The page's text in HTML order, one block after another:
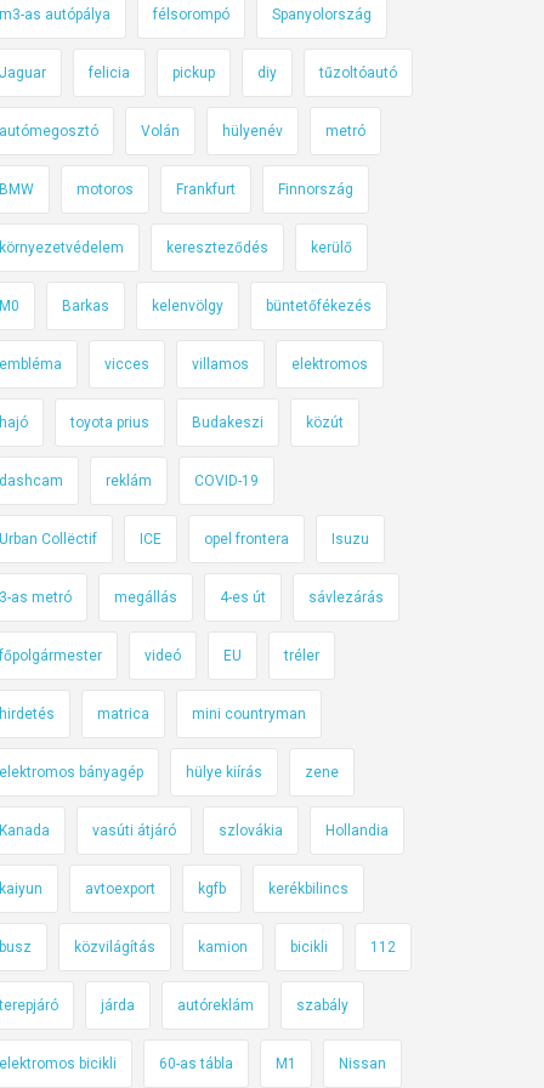
m3-as autópálya félsorompó Spanyolország
Jaguar felicia pickup diy tűzoltóautó
autómegosztó Volán hülyenév metró
BMW motoros Frankfurt Finnország
környezetvédelem kereszteződés kerülő
M0 Barkas kelenvölgy büntetőfékezés
embléma vicces villamos elektromos
hajó toyota prius Budakeszi közút
dashcam reklám COVID-19
Urban Collëctif ICE opel frontera Isuzu
3-as metró megállás 4-es út sávlezárás
főpolgármester videó EU tréler
hirdetés matrica mini countryman
elektromos bányagép hülye kiírás zene
Kanada vasúti átjáró szlovákia Hollandia
kaiyun avtoexport kgfb kerékbilincs
busz közvilágítás kamion bicikli 112
terepjáró járda autóreklám szabály
elektromos bicikli 60-as tábla M1 Nissan